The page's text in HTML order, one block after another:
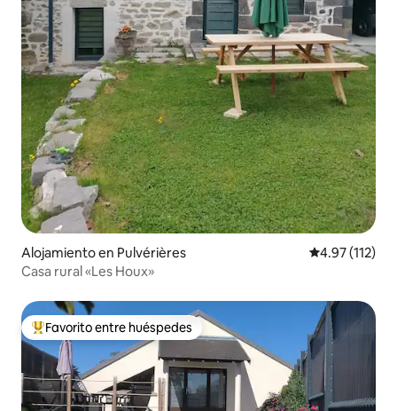
Alojamiento en Pulvérières Calificación
4.97 (112)
Casa rural «Les Houx»
Favorito entre huéspedes preferido
Favorito entre huéspedes